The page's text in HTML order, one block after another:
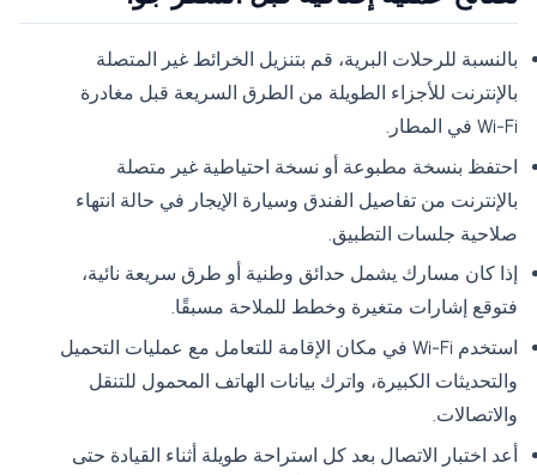
بالنسبة للرحلات البرية، قم بتنزيل الخرائط غير المتصلة
بالإنترنت للأجزاء الطويلة من الطرق السريعة قبل مغادرة
Wi-Fi في المطار.
احتفظ بنسخة مطبوعة أو نسخة احتياطية غير متصلة
بالإنترنت من تفاصيل الفندق وسيارة الإيجار في حالة انتهاء
صلاحية جلسات التطبيق.
إذا كان مسارك يشمل حدائق وطنية أو طرق سريعة نائية،
فتوقع إشارات متغيرة وخطط للملاحة مسبقًا.
استخدم Wi-Fi في مكان الإقامة للتعامل مع عمليات التحميل
والتحديثات الكبيرة، واترك بيانات الهاتف المحمول للتنقل
والاتصالات.
أعد اختبار الاتصال بعد كل استراحة طويلة أثناء القيادة حتى